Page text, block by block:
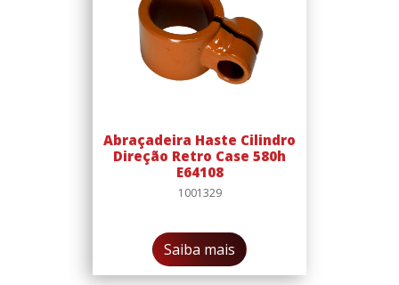
Abraçadeira Haste Cilindro
Direção Retro Case 580h
E64108
1001329
Saiba mais